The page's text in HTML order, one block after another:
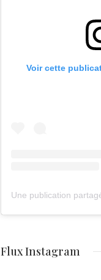
Voir cette
Flux Instagram